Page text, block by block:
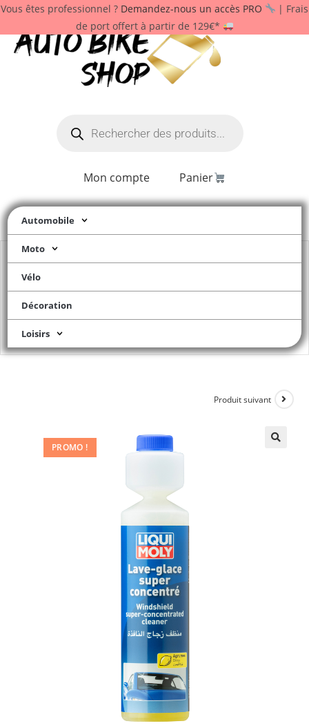
Vous êtes professionnel ? Demandez-nous un accès PRO
| Frais
de port offert à partir de 129€*
Mon compte Panier
Automobile
Moto
Vélo
Décoration
Loisirs
PROMO !
Produit suivant